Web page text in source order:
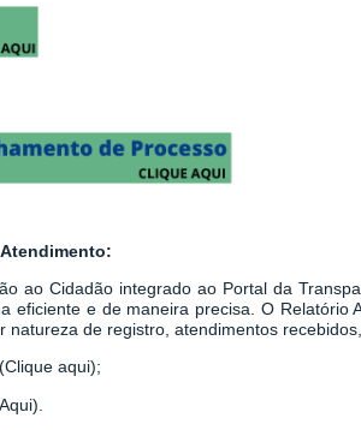
ao Cidadão integrado aoPortal da
eficiente e de maneira precisa. O Relatório
natureza de registro, atendimentos
aqui);